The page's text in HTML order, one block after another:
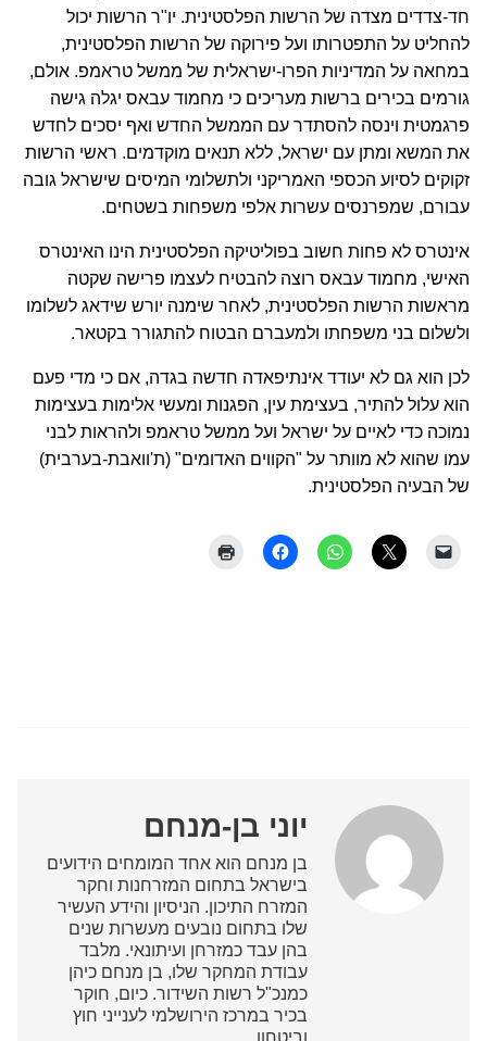
חד-צדדים מצדה של הרשות הפלסטינית. יו"ר הרשות יכול
להחליט על התפטרותו ועל פירוקה של הרשות הפלסטינית,
במחאה על המדיניות הפרו-ישראלית של ממשל טראמפ. אולם,
גורמים בכירים ברשות מעריכים כי מחמוד עבאס יגלה גישה
פרגמטית וינסה להסתדר עם הממשל החדש ואף יסכים לחדש
את המשא ומתן עם ישראל, ללא תנאים מוקדמים. ראשי הרשות
זקוקים לסיוע הכספי האמריקני ולתשלומי המיסים שישראל גובה
עבורם, שמפרנסים עשרות אלפי משפחות בשטחים.
אינטרס לא פחות חשוב בפוליטיקה הפלסטינית הינו האינטרס
האישי, מחמוד עבאס רוצה להבטיח לעצמו פרישה שקטה
מראשות הרשות הפלסטינית, לאחר שימנה יורש שידאג לשלומו
ולשלום בני משפחתו ולמעברם הבטוח להתגורר בקטאר.
לכן הוא גם לא יעודד אינתיפאדה חדשה בגדה, אם כי מדי פעם
הוא עלול להתיר, בעצימת עין, הפגנות ומעשי אלימות בעצימות
נמוכה כדי לאיים על ישראל ועל ממשל טראמפ ולהראות לבני
עמו שהוא לא מוותר על "הקווים האדומים" (ת'וואבת-בערבית)
של הבעיה הפלסטינית.
יוני בן-מנחם
בן מנחם הוא אחד המומחים הידועים
בישראל בתחום המזרחנות וחקר
המזרח התיכון. הניסיון והידע העשיר
שלו בתחום נובעים מעשרות שנים
בהן עבד כמזרחן ועיתונאי. מלבד
עבודת המחקר שלו, בן מנחם כיהן
כמנכ"ל רשות השידור. כיום, חוקר
בכיר במרכז הירושלמי לענייני חוץ
וביטחון.